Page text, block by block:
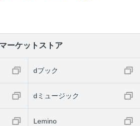
ーケットストア
dブック
dミュージック
Lemino